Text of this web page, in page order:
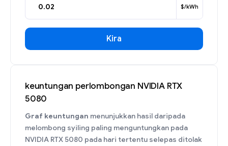
$/kWh
Kira
keuntungan perlombongan NVIDIA RTX
5080
Graf keuntungan menunjukkan hasil daripada
melombong syiling paling menguntungkan pada
NVIDIA RTX 5080 pada hari tertentu selepas ditolak